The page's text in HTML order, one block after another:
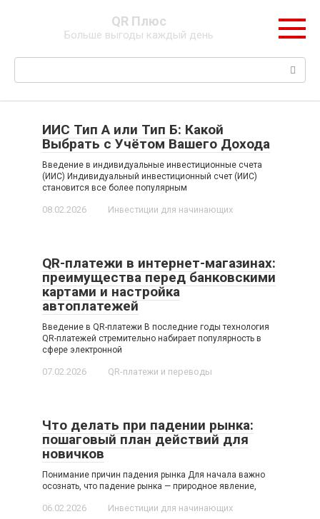
QR Плюс
Больше выгоды каждый день
Поиск:
ИИС Тип А или Тип Б: Какой
Выбрать с Учётом Вашего Дохода
Введение в индивидуальные инвестиционные счета
(ИИС) Индивидуальный инвестиционный счет (ИИС)
становится все более популярным
08.02.2026 Инвестиции для начинающих
QR-платежи в интернет-магазинах:
преимущества перед банковскими
картами и настройка
автоплатежей
Введение в QR-платежи В последние годы технология
QR-платежей стремительно набирает популярность в
сфере электронной
07.02.2026 QR-платежи и переводы
Что делать при падении рынка:
пошаговый план действий для
новичков
Понимание причин падения рынка Для начала важно
осознать, что падение рынка — природное явление,
06.02.2026 Инвестиции для начинающих